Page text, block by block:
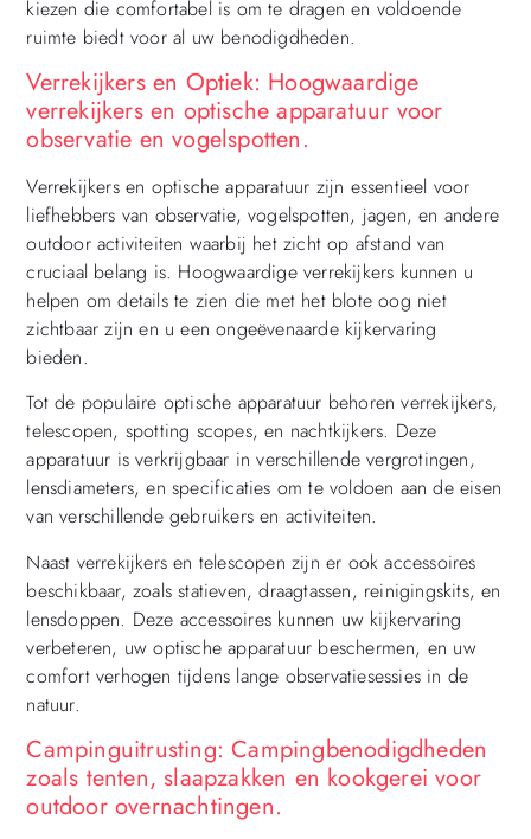
kiezen die comfortabel is om te dragen en voldoende
ruimte biedt voor al uw benodigdheden.
Verrekijkers en Optiek: Hoogwaardige
verrekijkers en optische apparatuur voor
observatie en vogelspotten.
Verrekijkers en optische apparatuur zijn essentieel voor
liefhebbers van observatie, vogelspotten, jagen, en andere
outdoor activiteiten waarbij het zicht op afstand van
cruciaal belang is. Hoogwaardige verrekijkers kunnen u
helpen om details te zien die met het blote oog niet
zichtbaar zijn en u een ongeëvenaarde kijkervaring
bieden.
Tot de populaire optische apparatuur behoren verrekijkers,
telescopen, spotting scopes, en nachtkijkers. Deze
apparatuur is verkrijgbaar in verschillende vergrotingen,
lensdiameters, en specificaties om te voldoen aan de eisen
van verschillende gebruikers en activiteiten.
Naast verrekijkers en telescopen zijn er ook accessoires
beschikbaar, zoals statieven, draagtassen, reinigingskits, en
lensdoppen. Deze accessoires kunnen uw kijkervaring
verbeteren, uw optische apparatuur beschermen, en uw
comfort verhogen tijdens lange observatiesessies in de
natuur.
Campinguitrusting: Campingbenodigdheden
zoals tenten, slaapzakken en kookgerei voor
outdoor overnachtingen.